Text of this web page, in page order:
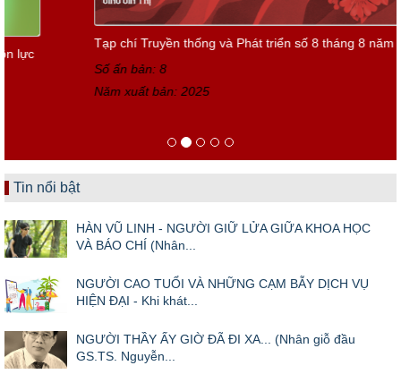
Tạp chí Truyền thống và Phát triển số 8 tháng 8 năm 2025
Số ấn bản: 8
Năm xuất bản: 2025
VÀ BÁO CHÍ (Nhân...
NGƯỜI CAO TUỔI VÀ NHỮNG CẠM BẪY DỊCH VỤ
HIỆN ĐẠI - Khi khát...
NGƯỜI THẦY ẤY GIỜ ĐÃ ĐI XA... (Nhân giỗ đầu
GS.TS. Nguyễn...
KHOA HỌC CƠ BẢN: NỀN MÓNG TRI THỨC VÀ
NĂNG LỰC TỰ CHỦ QUỐC...